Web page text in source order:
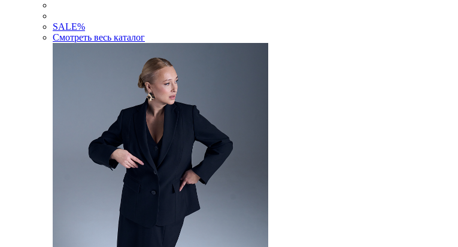
SALE%
Смотреть весь каталог